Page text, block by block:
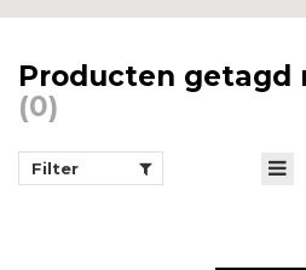
Producten getagd
(0)
Filter